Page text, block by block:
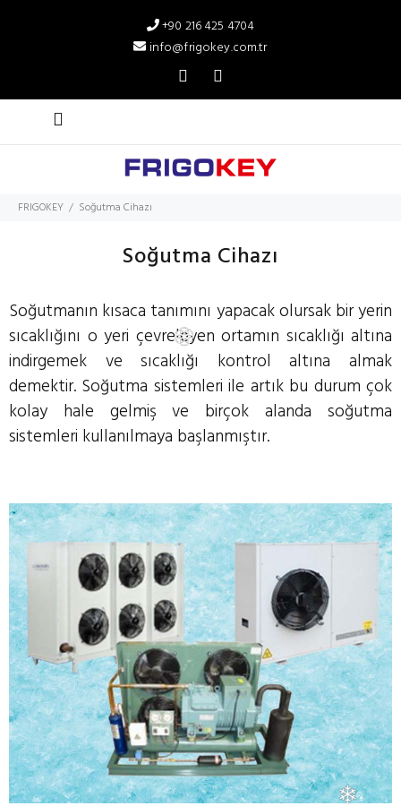
❆
+90 216 425 4704
info@frigokey.com.tr
FRIGOKEY Soğutma Cihazı
Soğutma Cihazı
Soğutmanın kısaca tanımını yapacak olursak bir yerin
sıcaklığını o yeri çevreleyen ortamın sıcaklığı altına
indirgemek ve sıcaklığı kontrol altına almak
demektir. Soğutma sistemleri ile artık bu durum çok
kolay hale gelmiş ve birçok alanda soğutma
sistemleri kullanılmaya başlanmıştır.